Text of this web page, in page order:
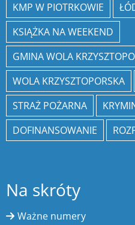
KMP W PIOTRKOWIE
KSIĄŻKA NA WEEKEND
GMINA WOLA
WOLA KRZYSZTOPORSKA
STRAŻ POŻARNA
DOFINANSOWANIE
Na skróty
Ważne numery